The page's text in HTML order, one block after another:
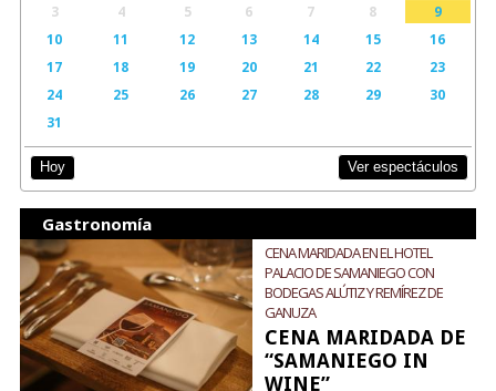
3
4 5 6 7 8
9
10
11 12 13 14 15
16
17
18 19 20 21 22
23
24
25 26 27 28 29
30
31
Hoy Ver espectáculos
Gastronomía
CENA MARIDADA EN EL HOTEL
PALACIO DE SAMANIEGO CON
BODEGAS ALÚTIZ Y REMÍREZ DE
GANUZA
CENA MARIDADA DE
“SAMANIEGO IN
WINE”